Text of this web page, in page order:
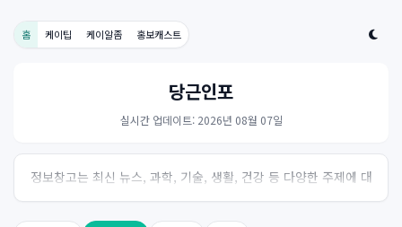
홈 케이팁 케이알좀 홍보캐스트
당근인포
실시간 업데이트: 2026년 08월 07일
정보창고는 최신 뉴스, 과학, 기술, 생활, 건강 등 다양한 주제에 대
한 신뢰성 있는 정보를 제공하는 온라인 자료실입니다.